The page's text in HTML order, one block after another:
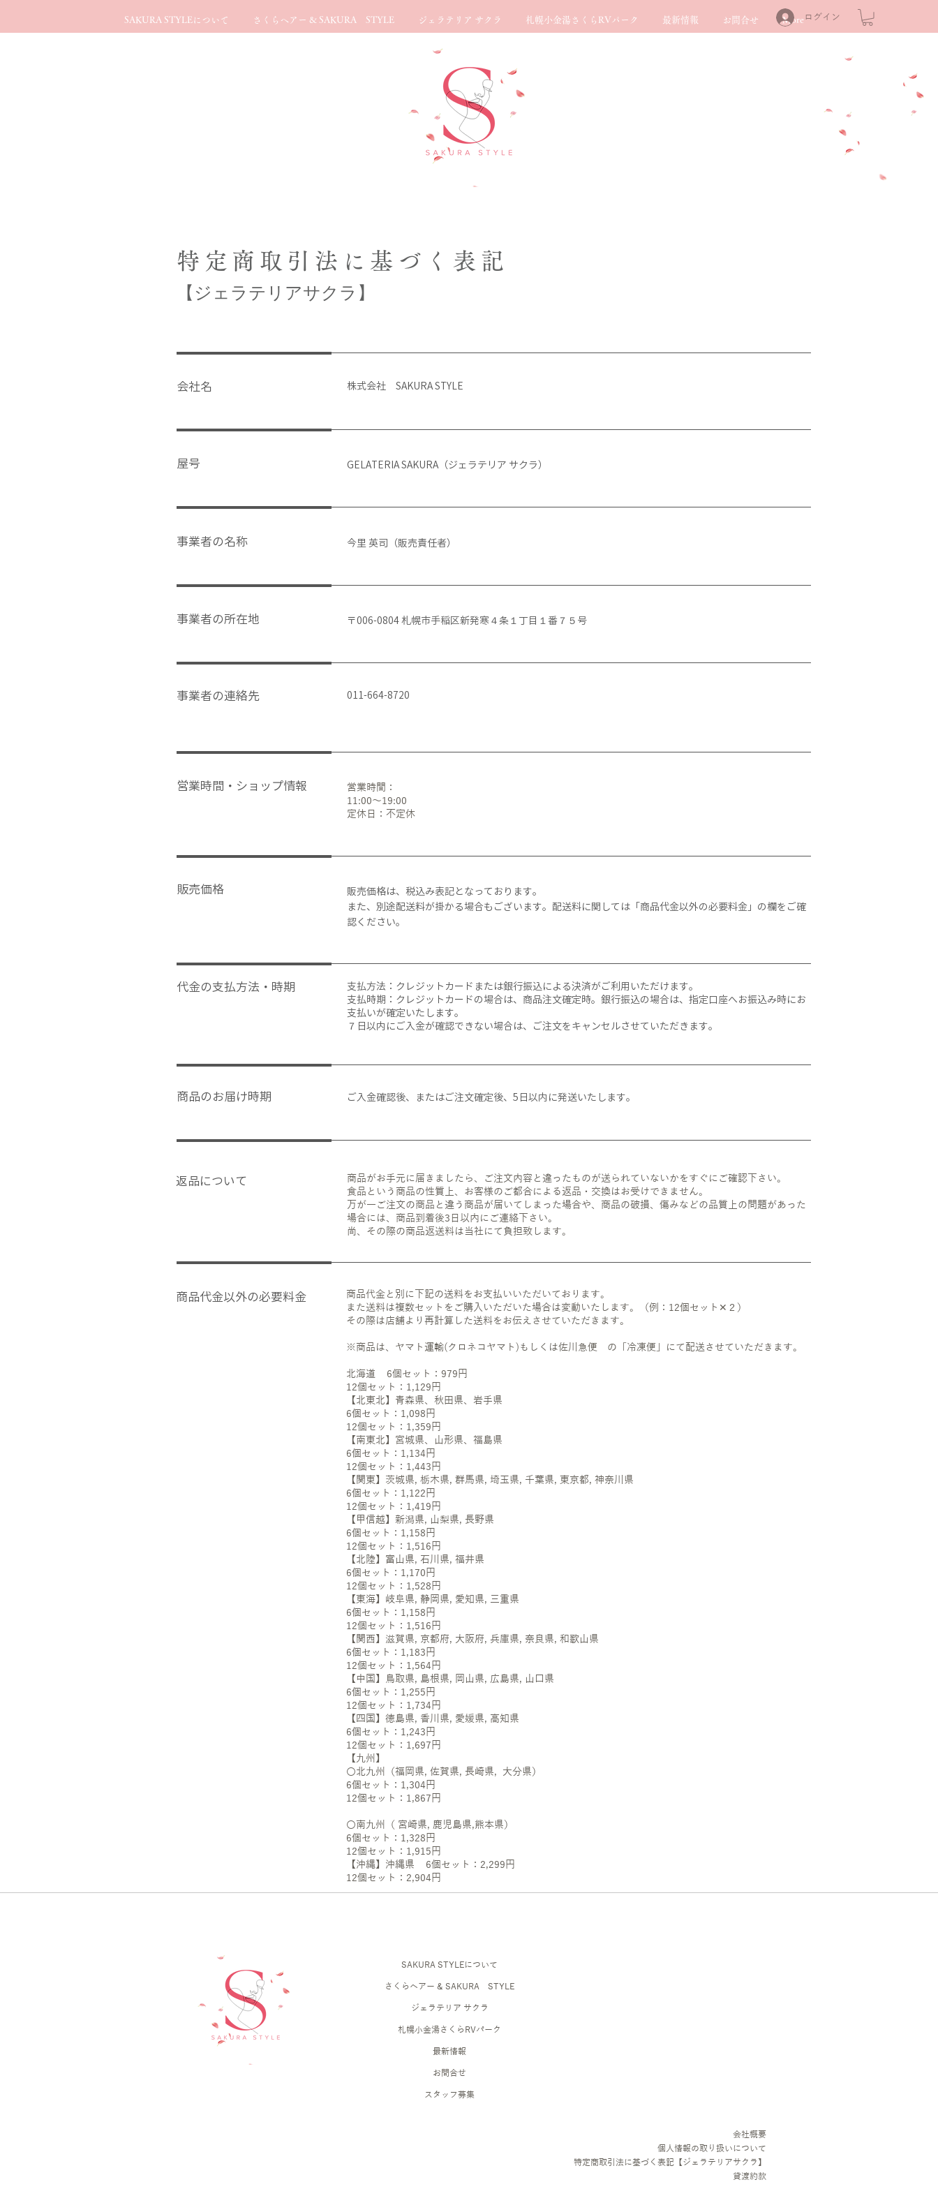
ログイン
SAKURA STYLEについて さくらヘアー & SAKURA STYLE ジェラテリア サクラ 札幌小金湯さくらRVパーク 最新情報 お問合せ More
特定商取引法に 基づく表記
​【ジェラテリアサクラ 】
会社名 株式会社 SAKURA STYLE
屋号 GELATERIA SAKURA（ジェラテリア サクラ）
事業者の名称 今里 英司（販売責任者）
事業者の所在地 〒006-0804 札幌市手稲区新発寒４条１丁目１番７５号
事業者の連絡先 011-664-8720
営業時間・ショップ情報
営業時間：
11:00～19:00
定休日：不定休
販売価格
販売価格は、税込み表記となっております。
また、別途配送料が掛かる場合もございます。配送料に関しては「商品代金以外の必要料金」の欄をご確
認ください。
代金の支払方法・時期
支払方法：クレジットカードまたは銀行振込による決済がご利用いただけます。
支払時期：クレジットカードの場合は、商品注文確定時。銀行振込の場合は、指定口座へお振込み時にお
支払いが確定いたします。
７日以内にご入金が確認できない場合は、ご注文をキャンセルさせていただきます。
商品のお届け時期 ご入金確認後、またはご注文確定後、5日以内に発送いたします。
返品について
商品がお手元に届きましたら、ご注文内容と違ったものが送られていないかをすぐにご確認下さい。
食品という商品の性質上、お客様のご都合による返品・交換はお受けできません。
万が一ご注文の商品と違う商品が届いてしまった場合や、商品の破損、傷みなどの品質上の問題があった
場合には、商品到着後3日以内にご連絡下さい。
尚、その際の商品返送料は当社にて負担致します。
商品代金以外の必要料金
商品代金と別に下記の送料をお支払いいただいております。
また送料は複数セットをご購入いただいた場合は変動いたします。（例：12個セット✕２）
その際は店舗より再計算した送料をお伝えさせていただきます。
※商品は、ヤマト運輸(クロネコヤマト)もしくは佐川急便 の「冷凍便」にて配送させていただきます。
北海道 6個セット：979円
12個セット：1,129円
【北東北】青森県、秋田県、岩手県
6個セット：1,098円
12個セット：1,359円
【南東北】宮城県、山形県、福島県
6個セット：1,134円
12個セット：1,443円
【関東】茨城県, 栃木県, 群馬県, 埼玉県, 千葉県, 東京都, 神奈川県
6個セット：1,122円
12個セット：1,419円
【甲信越】新潟県, 山梨県, 長野県
6個セット：1,158円
12個セット：1,516円
【北陸】富山県, 石川県, 福井県
6個セット：1,170円
12個セット：1,528円
【東海】岐阜県, 静岡県, 愛知県, 三重県
6個セット：1,158円
12個セット：1,516円
【関西】滋賀県, 京都府, 大阪府, 兵庫県, 奈良県, 和歌山県
6個セット：1,183円
12個セット：1,564円
【中国】鳥取県, 島根県, 岡山県, 広島県, 山口県
6個セット：1,255円
12個セット：1,734円
【四国】徳島県, 香川県, 愛媛県, 高知県
6個セット：1,243円
12個セット：1,697円
【九州】
〇北九州（福岡県, 佐賀県, 長崎県, 大分県）
6個セット：1,304円
12個セット：1,867円
〇南九州（ 宮崎県, 鹿児島県,熊本県）
6個セット：1,328円
12個セット：1,915円
【沖縄】沖縄県 6個セット：2,299円
12個セット：2,904円
SAKURA STYLEについて
さくらヘアー & SAKURA STYLE
ジェラテリア サクラ
札幌小金湯さくらRVパーク
最新情報
お問合せ
スタッフ募集
会社概要
個人情報の取り扱いについて
​特定商取引法に基づく表記【ジェラテリアサクラ】
貸渡約款